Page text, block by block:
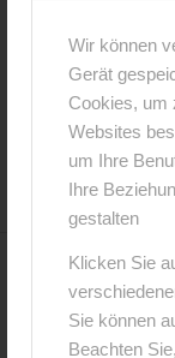
Wir können
Gerät
Cookies, um
Websites
um Ihre
Ihre
gestalten
Klicken Sie
Sie können
Beachten
17. Januar 2016 /